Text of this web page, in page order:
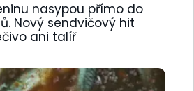
nasypou přímo do
Nový sendvičový hit
ani talíř